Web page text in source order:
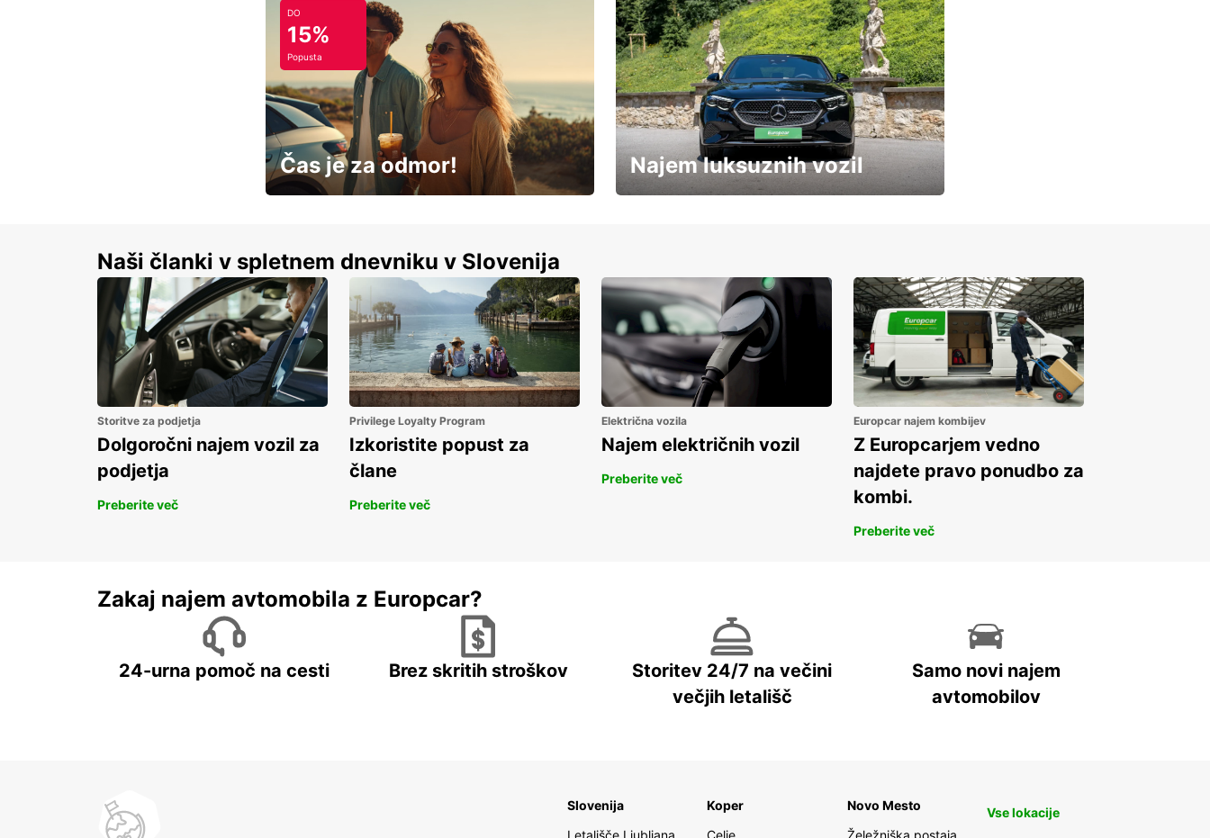
DO
15%
Popusta
Čas je za odmor! Najem luksuznih vozil
Naši članki v spletnem dnevniku v Slovenija
Storitve za podjetja
Dolgoročni najem vozil za
podjetja
Preberite več
Privilege Loyalty Program
Izkoristite popust za
člane
Preberite več
Električna vozila
Najem električnih vozil
Preberite več
Europcar najem kombijev
Z Europcarjem vedno
najdete pravo ponudbo za
kombi.
Preberite več
Zakaj najem avtomobila z Europcar?
24-urna pomoč na cesti Brez skritih stroškov
Storitev 24/7 na večini
večjih letališč
Samo novi najem
avtomobilov
Slovenija
Koper
Novo Mesto
Vse lokacije